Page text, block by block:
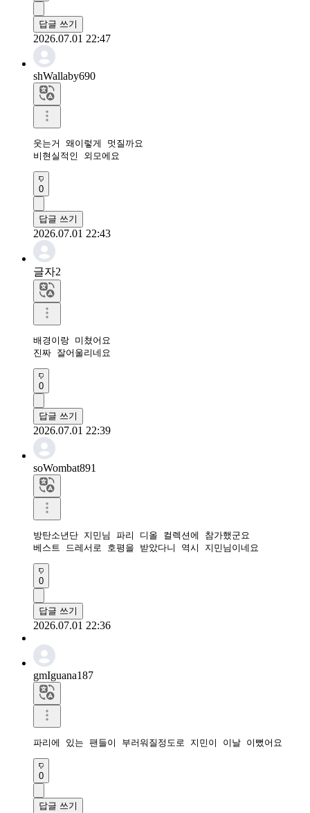
답글 쓰기
2026.07.01 22:47
shWallaby690
웃는거 왜이렇게 멋질까요
비현실적인 외모에요
0
답글 쓰기
2026.07.01 22:43
글자2
배경이랑 미쳤어요
진짜 잘어울리네요
0
답글 쓰기
2026.07.01 22:39
soWombat891
방탄소년단 지민님 파리 디올 컬렉션에 참가했군요
베스트 드레서로 호평을 받았다니 역시 지민님이네요
0
답글 쓰기
2026.07.01 22:36
gmIguana187
파리에 있는 팬들이 부러워질정도로 지민이 이날 이뻤어요
0
답글 쓰기